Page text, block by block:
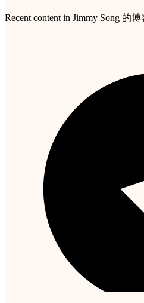
Recent content in Jimmy Song 的